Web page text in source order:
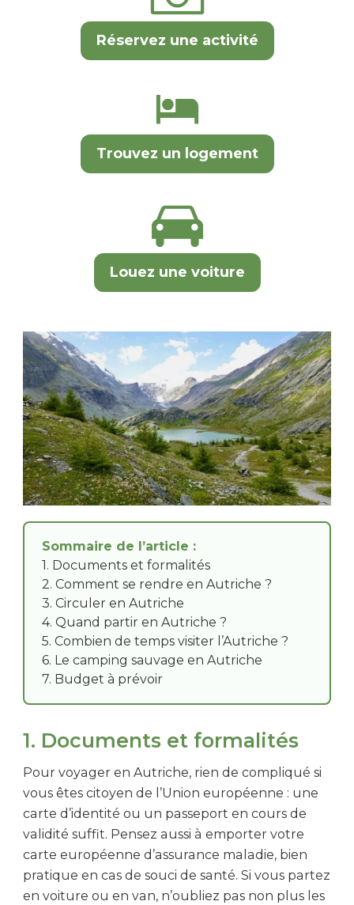
Réservez une activité
Trouvez un logement
Louez une voiture
Sommaire de l’article :
1. Documents et formalités
2. Comment se rendre en Autriche ?
3. Circuler en Autriche
4. Quand partir en Autriche ?
5. Combien de temps visiter l’Autriche ?
6. Le camping sauvage en Autriche
7. Budget à prévoir
1. Documents et formalités
Pour voyager en Autriche, rien de compliqué si
vous êtes citoyen de l’Union européenne : une
carte d’identité ou un passeport en cours de
validité suffit. Pensez aussi à emporter votre
carte européenne d’assurance maladie, bien
pratique en cas de souci de santé. Si vous partez
en voiture ou en van, n’oubliez pas non plus les